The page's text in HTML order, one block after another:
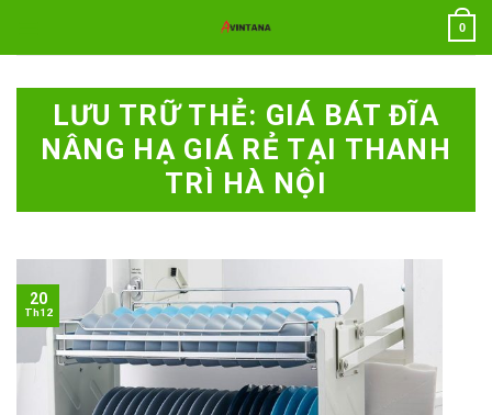
nội
0
LƯU TRỮ THẺ: GIÁ BÁT ĐĨA
NÂNG HẠ GIÁ RẺ TẠI THANH
TRÌ HÀ NỘI
20
Th12